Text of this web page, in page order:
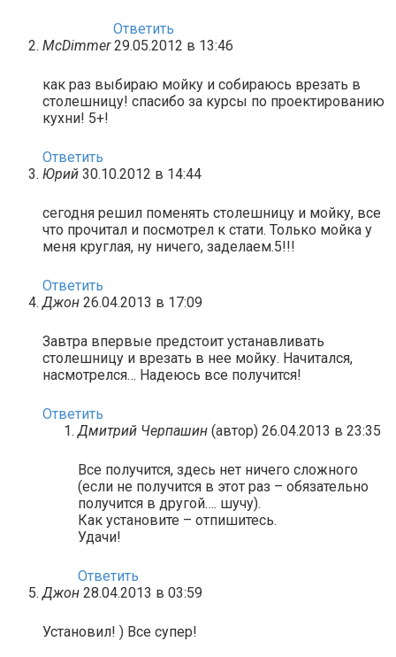
Ответить
McDimmer 29.05.2012 в 13:46
как раз выбираю мойку и собираюсь врезать в
столешницу! спасибо за курсы по проектированию
кухни! 5+!
Ответить
Юрий 30.10.2012 в 14:44
сегодня решил поменять столешницу и мойку, все
что прочитал и посмотрел к стати. Только мойка у
меня круглая, ну ничего, заделаем.5!!!
Ответить
Джон 26.04.2013 в 17:09
Завтра впервые предстоит устанавливать
столешницу и врезать в нее мойку. Начитался,
насмотрелся… Надеюсь все получится!
Ответить
Дмитрий Черпашин (автор) 26.04.2013 в 23:35
Все получится, здесь нет ничего сложного
(если не получится в этот раз – обязательно
получится в другой…. шучу).
Как установите – отпишитесь.
Удачи!
Ответить
Джон 28.04.2013 в 03:59
Установил! ) Все супер!